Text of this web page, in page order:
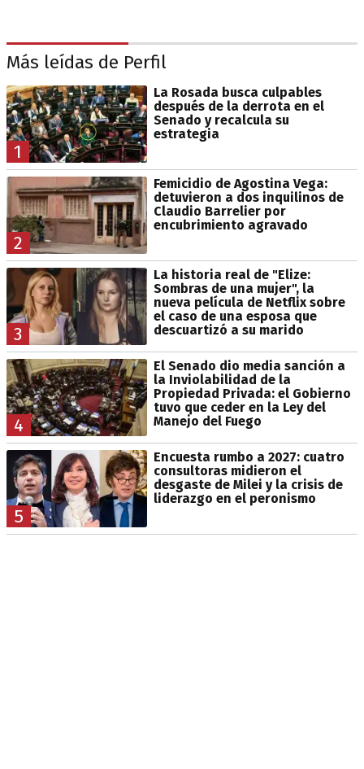
Más leídas de Perfil
1
La Rosada busca culpables
después de la derrota en el
Senado y recalcula su
estrategia
2
Femicidio de Agostina Vega:
detuvieron a dos inquilinos de
Claudio Barrelier por
encubrimiento agravado
3
La historia real de "Elize:
Sombras de una mujer", la
nueva película de Netflix sobre
el caso de una esposa que
descuartizó a su marido
4
El Senado dio media sanción a
la Inviolabilidad de la
Propiedad Privada: el Gobierno
tuvo que ceder en la Ley del
Manejo del Fuego
5
Encuesta rumbo a 2027: cuatro
consultoras midieron el
desgaste de Milei y la crisis de
liderazgo en el peronismo